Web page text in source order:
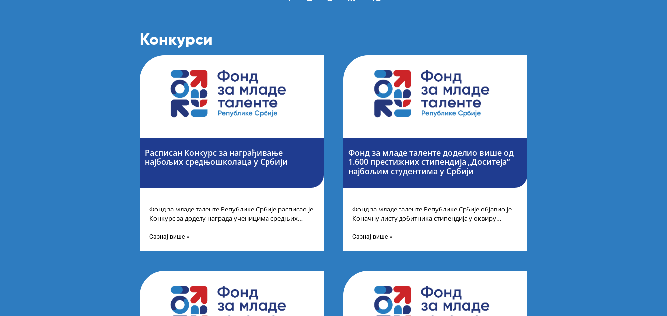
Конкурси
Расписан Конкурс за награђивање
најбољих средњошколаца у Србији
Фонд за младе таленте Републике Србије расписао је
Конкурс за доделу награда ученицима средњих
Сазнај више »
Фонд за младе таленте доделио више од
1.600 престижних стипендија „Доситеја“
најбољим студентима у Србији
Фонд за младе таленте Републике Србије објавио је
Коначну листу добитника стипендија у оквиру
завршне
Сазнај више »